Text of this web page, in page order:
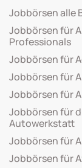
Jobbörsen alle
Jobbörsen für
Professionals
Jobbörsen für
Jobbörsen für
Jobbörsen für
Jobbörsen für
Autowerkstatt
Jobbörsen für
Jobbörsen für